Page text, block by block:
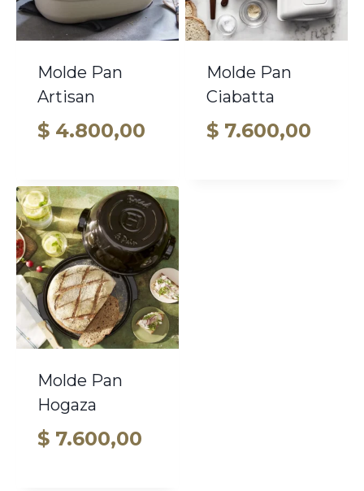
Molde Pan
Artisan
$ 4.800,00
Molde Pan
Ciabatta
$ 7.600,00
Molde Pan
Hogaza
$ 7.600,00